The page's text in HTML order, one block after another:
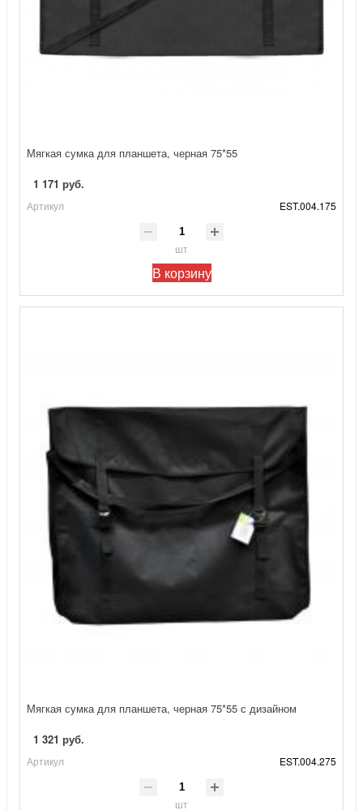
Мягкая сумка для планшета, черная 75*55
1 171 руб.
Артикул EST.004.175
шт
В корзину
Мягкая сумка для планшета, черная 75*55 с дизайном
1 321 руб.
Артикул EST.004.275
шт